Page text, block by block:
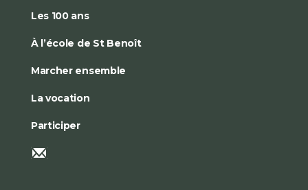
Les 100 ans
À l’école de St Benoît
Marcher ensemble
La vocation
Participer